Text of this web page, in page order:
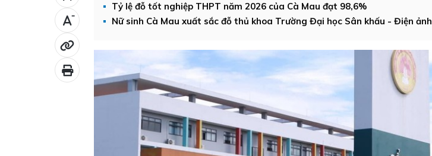
-
Tỷ lệ đỗ tốt nghiệp THPT năm 2026 của Cà Mau đạt 98,6%
Nữ sinh Cà Mau xuất sắc đỗ thủ khoa Trường Đại học Sân khấu - Điện ảnh